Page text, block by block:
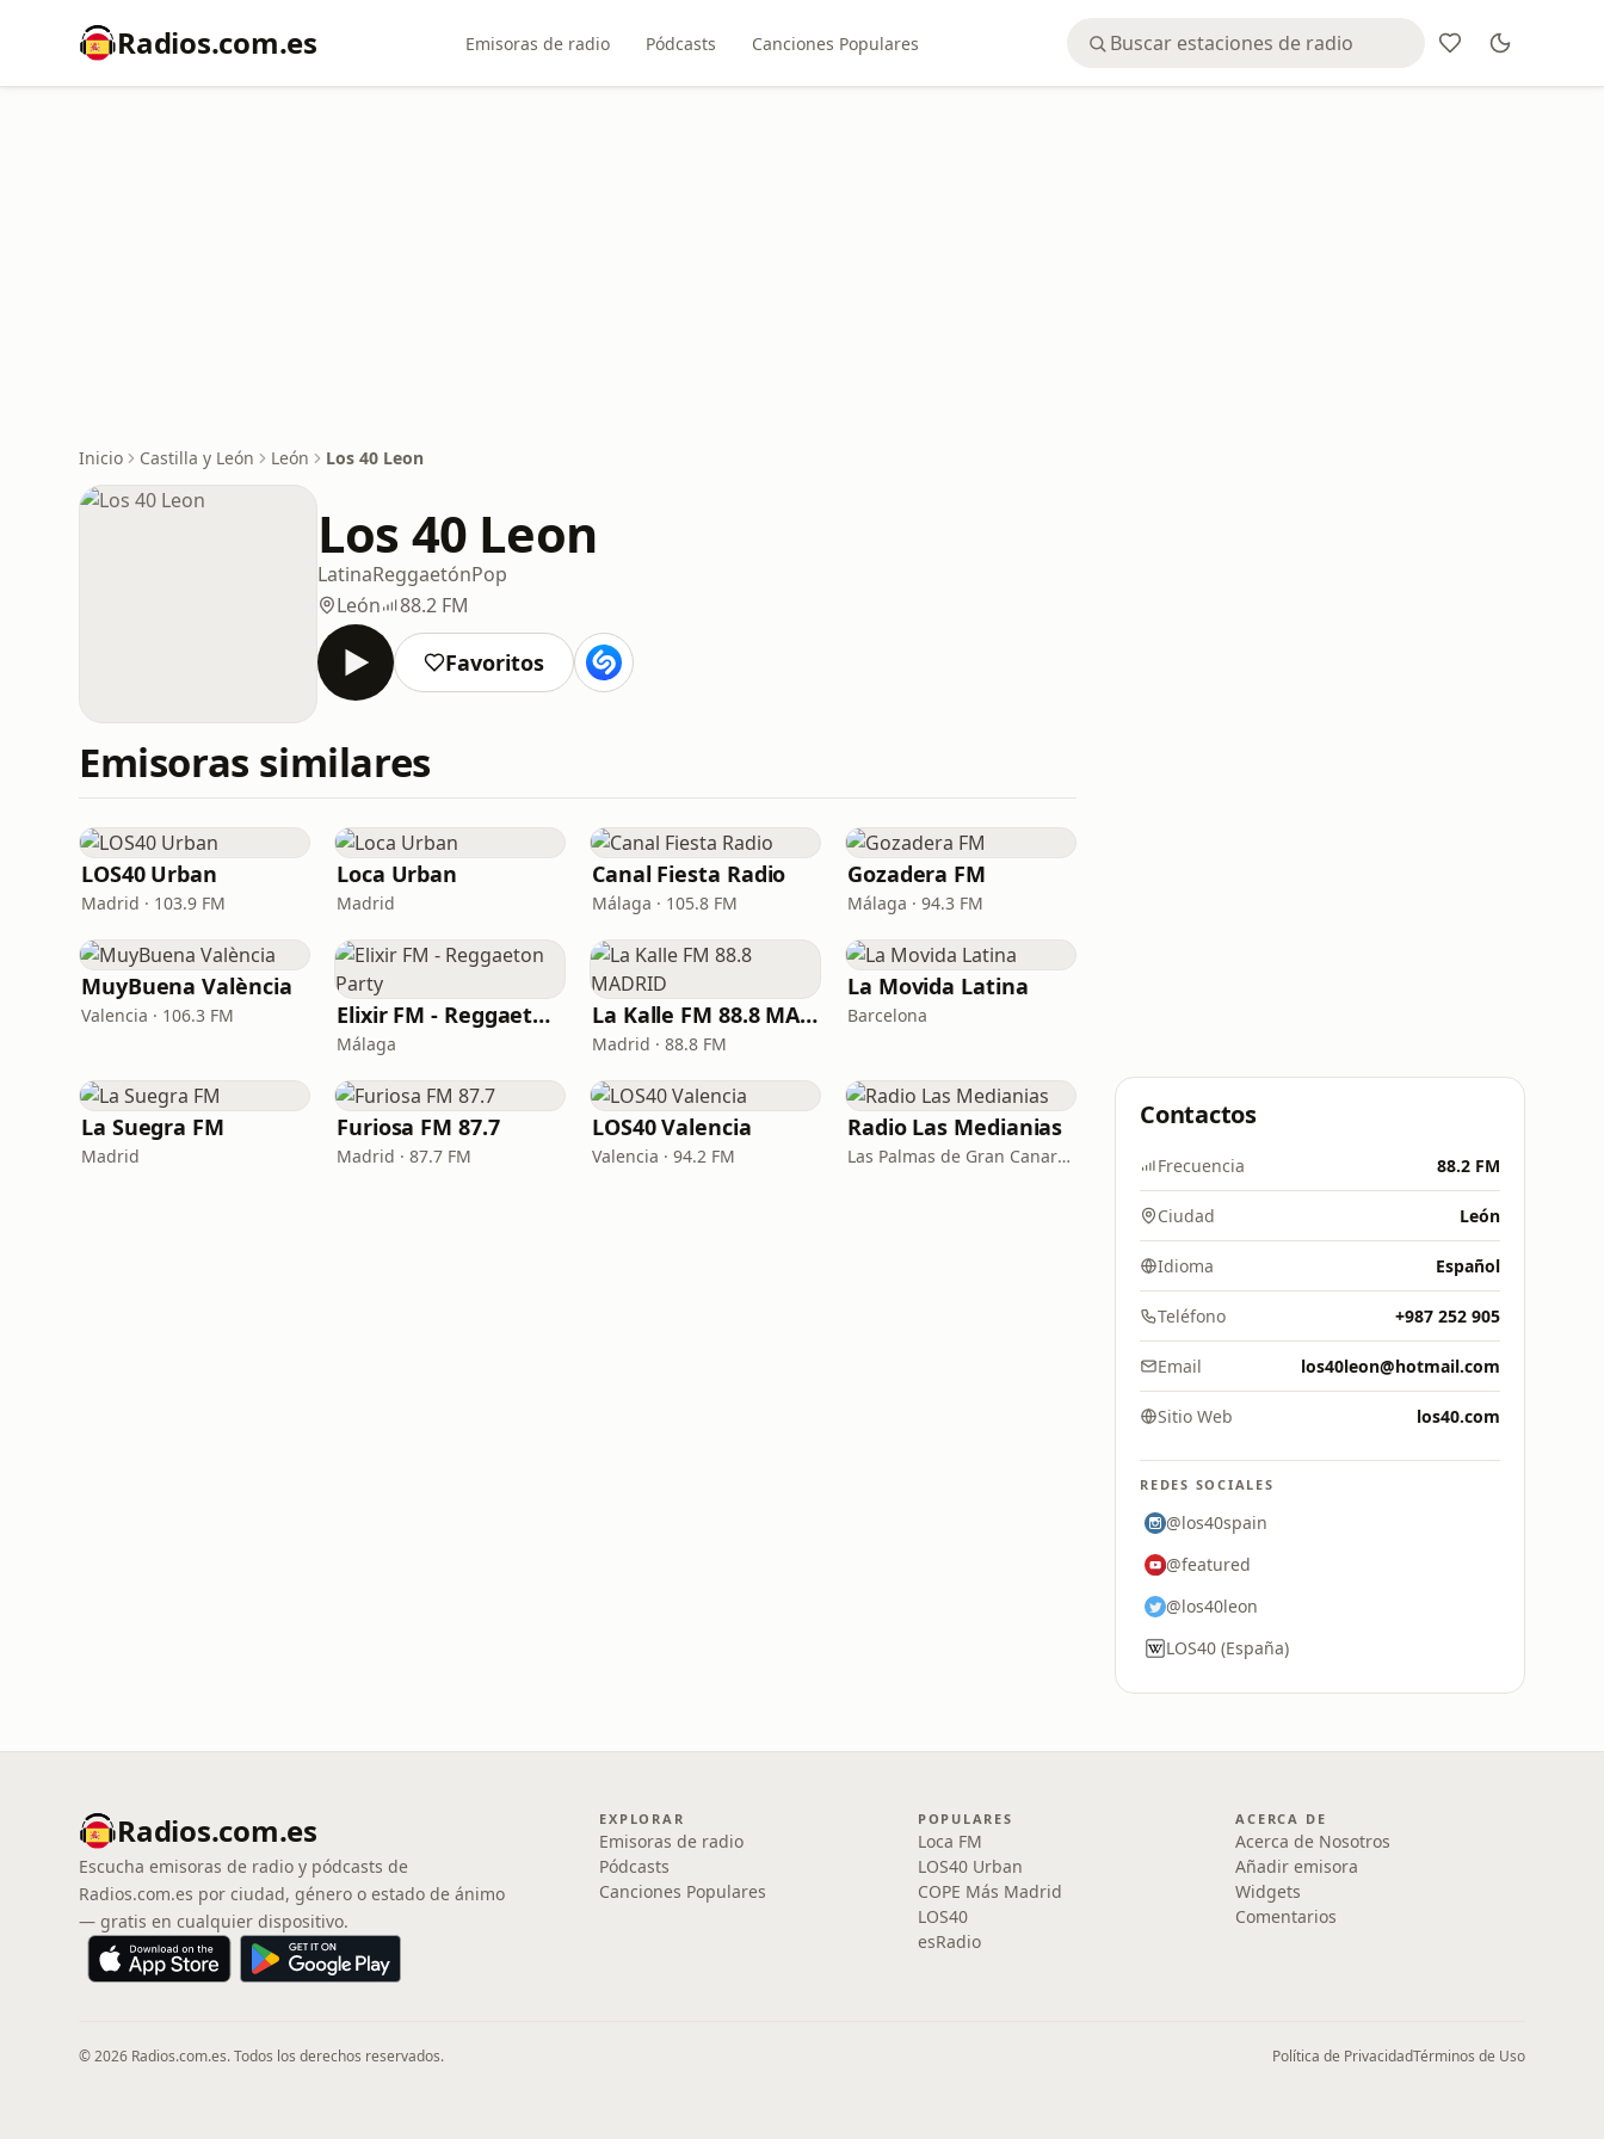
Radios.com.es Emisoras de radio Pódcasts Canciones Populares
Inicio Castilla y León León Los 40 Leon
Los 40 Leon
LatinaReggaetónPop
León
88.2 FM
Favoritos
Emisoras similares
LOS40 Urban
Madrid · 103.9 FM
Loca Urban
Madrid
Canal Fiesta Radio
Málaga · 105.8 FM
Gozadera FM
Málaga · 94.3 FM
MuyBuena València
Valencia · 106.3 FM Elixir FM - Reggaeton Party
Málaga
La Kalle FM 88.8 MADRID
Madrid · 88.8 FM
La Movida Latina
Barcelona
La Suegra FM
Madrid
Furiosa FM 87.7
Madrid · 87.7 FM
LOS40 Valencia
Valencia · 94.2 FM
Radio Las Medianias
Las Palmas de Gran Canaria · 92.2 FM, 100.2 FM, 98.7 FM
Contactos
Frecuencia 88.2 FM
Ciudad León
Idioma Español
Teléfono +987 252 905
Email los40leon@hotmail.com
Sitio Web los40.com
REDES SOCIALES
@los40spain
@featured
@los40leon
LOS40 (España)
Radios.com.es
Escucha emisoras de radio y pódcasts de
Radios.com.es por ciudad, género o estado de ánimo
— gratis en cualquier dispositivo.
EXPLORAR
Emisoras de radio
Pódcasts
Canciones Populares
POPULARES
Loca FM
LOS40 Urban
COPE Más Madrid
LOS40
esRadio
ACERCA DE
Acerca de Nosotros
Añadir emisora
Widgets
Comentarios
© 2026 Radios.com.es. Todos los derechos reservados. Política de PrivacidadTérminos de Uso